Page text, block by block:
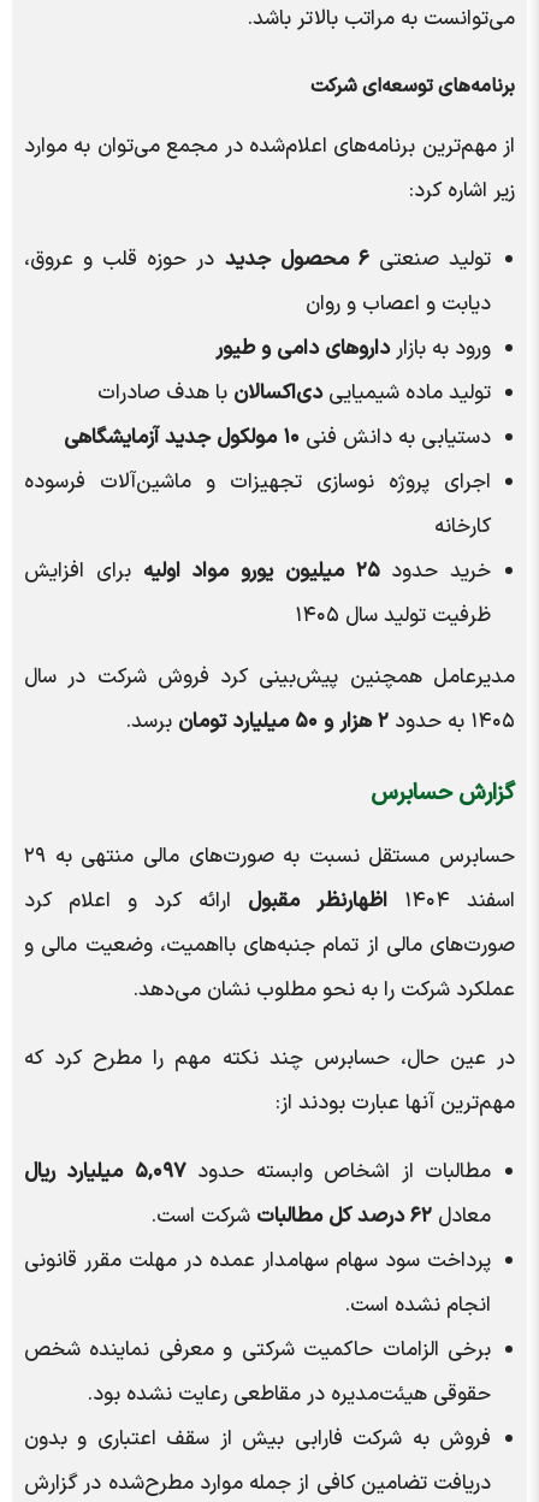
می‌توانست به مراتب بالاتر باشد.
برنامه‌های توسعه‌ای شرکت
از مهم‌ترین برنامه‌های اعلام‌شده در مجمع می‌توان به موارد
زیر اشاره کرد:
تولید صنعتی۶ محصول جدید
در حوزه قلب و عروق،
دیابت و اعصاب و روان
ورود به بازارداروهای دامی و طیور
تولید ماده شیمیاییدی‌اکسالان با هدف صادرات
دستیابی به دانش فنی ۱۰ مولکول جدید آزمایشگاهی
اجرای پروژه نوسازی تجهیزات و ماشین‌آلات فرسوده
کارخانه
خرید حدود۲۵ میلیون یورو مواد اولیه
برای افزایش
ظرفیت تولید سال ۱۴۰۵
مدیرعامل همچنین پیش‌بینی کرد فروش شرکت در سال
۱۴۰۵ به حدود
۲ هزار و ۵۰ میلیارد تومان برسد.
گزارش حسابرس
حسابرس مستقل نسبت به صورت‌های مالی منتهی به ۲۹
اسفند ۱۴۰۴
اظهارنظر مقبول ارائه کرد و اعلام کرد
صورت‌های مالی از تمام جنبه‌های بااهمیت، وضعیت مالی و
عملکرد شرکت را به نحو مطلوب نشان می‌دهد.
در عین حال، حسابرس چند نکته مهم را مطرح کرد که
مهم‌ترین آنها عبارت بودند از:
مطالبات از اشخاص وابسته حدود۵,۰۹۷ میلیارد ریال
معادل ۶۲ درصد کل مطالبات
شرکت است.
پرداخت سود سهام سهامدار عمده در مهلت مقرر قانونی
انجام نشده است.
برخی الزامات حاکمیت شرکتی و معرفی نماینده شخص
حقوقی هیئت‌مدیره در مقاطعی رعایت نشده بود.
فروش به شرکت فارابی بیش از سقف اعتباری و بدون
دریافت تضامین کافی از جمله موارد مطرح‌شده در گزارش